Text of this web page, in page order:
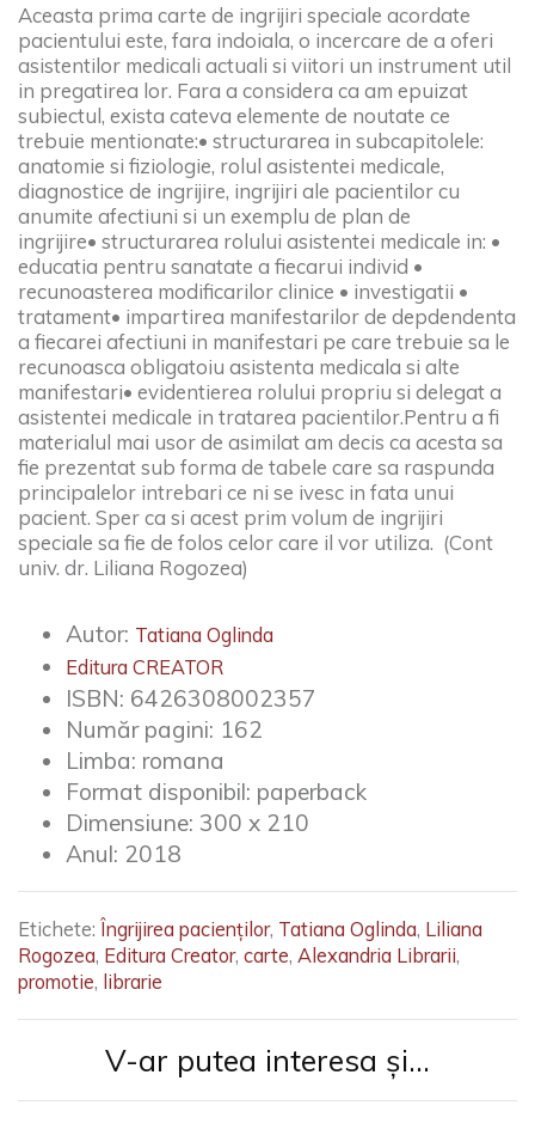
Aceasta prima carte de ingrijiri speciale acordate
pacientului este, fara indoiala, o incercare de a oferi
asistentilor medicali actuali si viitori un instrument util
in pregatirea lor. Fara a considera ca am epuizat
subiectul, exista cateva elemente de noutate ce
trebuie mentionate:• structurarea in subcapitolele:
anatomie si fiziologie, rolul asistentei medicale,
diagnostice de ingrijire, ingrijiri ale pacientilor cu
anumite afectiuni si un exemplu de plan de
ingrijire• structurarea rolului asistentei medicale in: •
educatia pentru sanatate a fiecarui individ •
recunoasterea modificarilor clinice • investigatii •
tratament• impartirea manifestarilor de depdendenta
a fiecarei afectiuni in manifestari pe care trebuie sa le
recunoasca obligatoiu asistenta medicala si alte
manifestari• evidentierea rolului propriu si delegat a
asistentei medicale in tratarea pacientilor.Pentru a fi
materialul mai usor de asimilat am decis ca acesta sa
fie prezentat sub forma de tabele care sa raspunda
principalelor intrebari ce ni se ivesc in fata unui
pacient. Sper ca si acest prim volum de ingrijiri
speciale sa fie de folos celor care il vor utiliza. (Cont
univ. dr. Liliana Rogozea)
Autor: Tatiana Oglinda
Editura CREATOR
ISBN: 6426308002357
Număr pagini: 162
Limba: romana
Format disponibil: paperback
Dimensiune: 300 x 210
Anul: 2018
Etichete: Îngrijirea pacienților, Tatiana Oglinda, Liliana
Rogozea, Editura Creator, carte, Alexandria Librarii,
promotie, librarie
V-ar putea interesa și...